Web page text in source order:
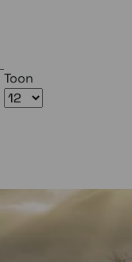
Toon